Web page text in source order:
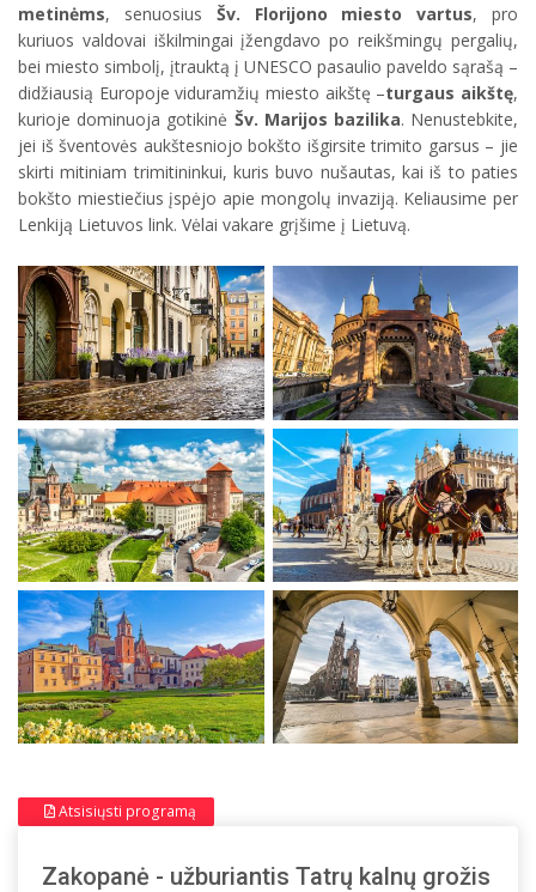
metinėms, senuosius Šv. Florijono miesto vartus, pro
kuriuos valdovai iškilmingai įžengdavo po reikšmingų pergalių,
bei miesto simbolį, įtrauktą į UNESCO pasaulio paveldo sąrašą –
didžiausią Europoje viduramžių miesto aikštę –turgaus aikštę,
kurioje dominuoja gotikinė Šv. Marijos bazilika. Nenustebkite,
jei iš šventovės aukštesniojo bokšto išgirsite trimito garsus – jie
skirti mitiniam trimitininkui, kuris buvo nušautas, kai iš to paties
bokšto miestiečius įspėjo apie mongolų invaziją. Keliausime per
Lenkiją Lietuvos link. Vėlai vakare grįšime į Lietuvą.
Atsisiųsti programą
Zakopanė - užburiantis Tatrų kalnų grožis